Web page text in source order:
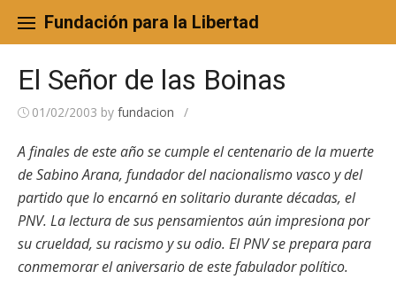
content
Fundación para la Libertad
El Señor de las Boinas
01/02/2003 by fundacion /
A finales de este año se cumple el centenario de la muerte
de Sabino Arana, fundador del nacionalismo vasco y del
partido que lo encarnó en solitario durante décadas, el
PNV. La lectura de sus pensamientos aún impresiona por
su crueldad, su racismo y su odio. El PNV se prepara para
conmemorar el aniversario de este fabulador político.